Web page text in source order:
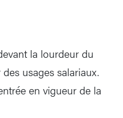
la lourdeur du
usages salariaux.
en vigueur de la